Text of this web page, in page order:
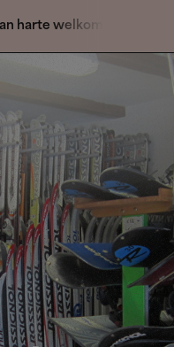
harte welkom.
activiteiten zijn
Solaure,
de VVV-kantoren
en zorgeloos wegwijs te